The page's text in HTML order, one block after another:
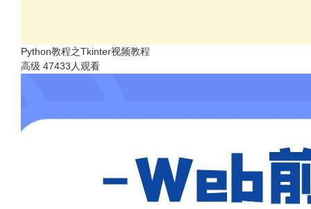
Python教程之Tkinter视频教程
高级 47433人观看